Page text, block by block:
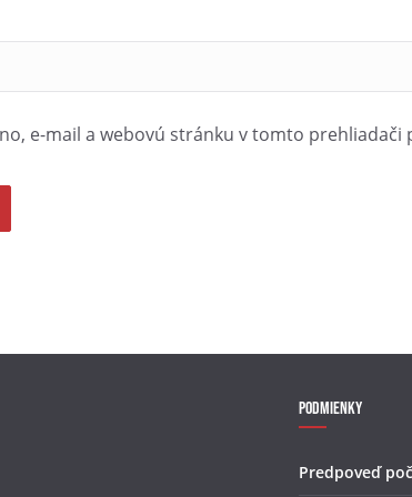
e-mail a webovú stránku v tomto
Podmienky
Predpoveď